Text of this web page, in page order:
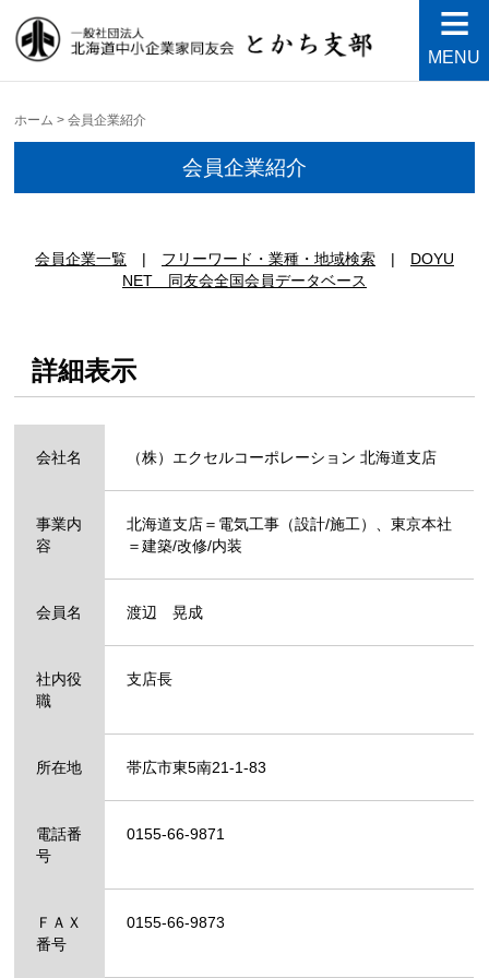
中小企業家同友会とかち支
Just another WordPress site
MENU
ホーム >会員企業紹介
会員企業紹介
| | DOYU
NET 同友会全国会員データベース
詳細表示
会社名 （株）エクセルコーポレーション 北海道支店
事業内
容
北海道支店＝電気工事（設計/施工）、東京本社
＝建築/改修/内装
会員名 渡辺 晃成
社内役
職
支店長
所在地 帯広市東5南21-1-83
電話番
号
0155-66-9871
ＦＡＸ
番号
0155-66-9873